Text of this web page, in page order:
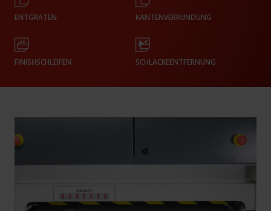
ENTGRATEN KANTENVERRUNDUNG
FINISHSCHLEIFEN SCHLACKEENTFERNUNG